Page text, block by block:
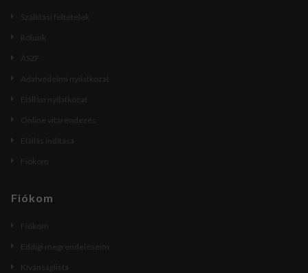
Szállítási feltételek
Rólunk
ÁSZF
Adatvédelmi nyilatkozat
Elállási nyilatkozat
Online vitarendezés
Elállás indítása
Fiókom
Fiókom
Fiókom
Eddigi megrendeléseim
Kívánságlista